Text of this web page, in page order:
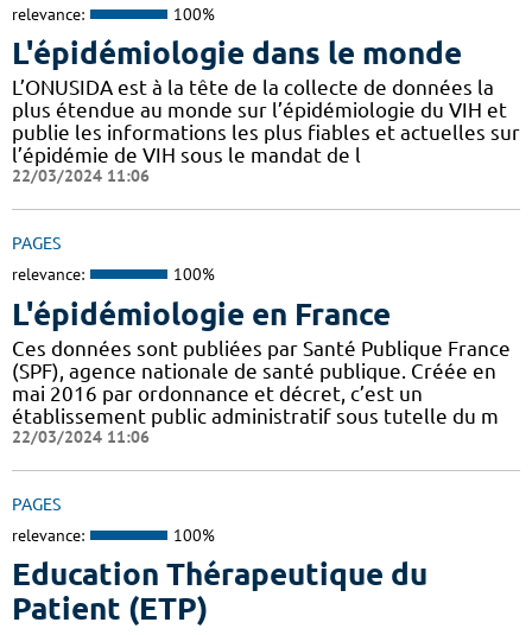
relevance: 100%
L'épidémiologie dans le monde
L’ONUSIDA est à la tête de la collecte de données la
plus étendue au monde sur l’épidémiologie du VIH et
publie les informations les plus fiables et actuelles sur
l’épidémie de VIH sous le mandat de l
22/03/2024 11:06
PAGES
relevance: 100%
L'épidémiologie en France
Ces données sont publiées par Santé Publique France
(SPF), agence nationale de santé publique. Créée en
mai 2016 par ordonnance et décret, c’est un
établissement public administratif sous tutelle du m
22/03/2024 11:06
PAGES
relevance: 100%
Education Thérapeutique du
Patient (ETP)